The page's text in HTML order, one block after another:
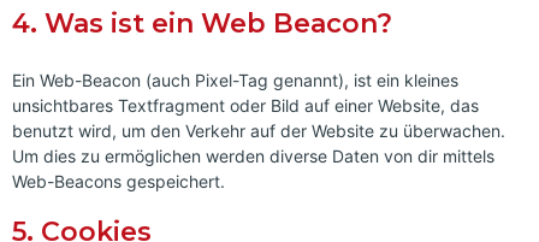
4. Was ist ein Web Beacon?
Ein Web-Beacon (auch Pixel-Tag genannt), ist ein kleines
unsichtbares Textfragment oder Bild auf einer Website, das
benutzt wird, um den Verkehr auf der Website zu überwachen.
Um dies zu ermöglichen werden diverse Daten von dir mittels
Web-Beacons gespeichert.
5. Cookies